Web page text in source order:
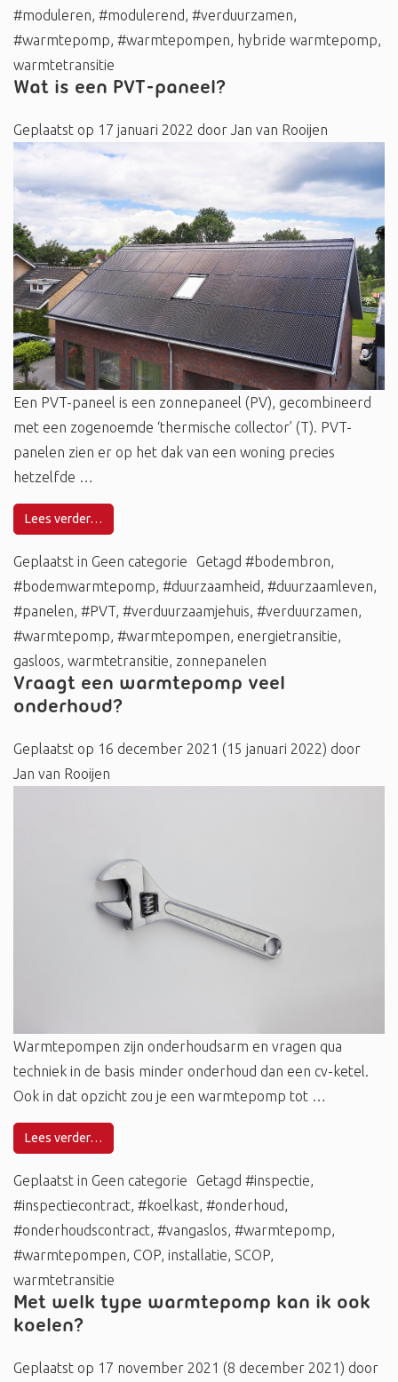
#moduleren, #modulerend, #verduurzamen,
#warmtepomp, #warmtepompen, hybride warmtepomp,
warmtetransitie
Wat is een PVT-paneel?
Geplaatst op 17 januari 2022 door Jan van Rooijen
Een PVT-paneel is een zonnepaneel (PV), gecombineerd
met een zogenoemde ‘thermische collector’ (T). PVT-
panelen zien er op het dak van een woning precies
hetzelfde …
Lees verder…
Geplaatst in Geen categorie Getagd #bodembron,
#bodemwarmtepomp, #duurzaamheid, #duurzaamleven,
#panelen, #PVT, #verduurzaamjehuis, #verduurzamen,
#warmtepomp, #warmtepompen, energietransitie,
gasloos, warmtetransitie, zonnepanelen
Vraagt een warmtepomp veel
onderhoud?
Geplaatst op 16 december 2021 (15 januari 2022) door
Jan van Rooijen
Warmtepompen zijn onderhoudsarm en vragen qua
techniek in de basis minder onderhoud dan een cv-ketel.
Ook in dat opzicht zou je een warmtepomp tot …
Lees verder…
Geplaatst in Geen categorie Getagd #inspectie,
#inspectiecontract, #koelkast, #onderhoud,
#onderhoudscontract, #vangaslos, #warmtepomp,
#warmtepompen, COP, installatie, SCOP,
warmtetransitie
Met welk type warmtepomp kan ik ook
koelen?
Geplaatst op 17 november 2021 (8 december 2021) door